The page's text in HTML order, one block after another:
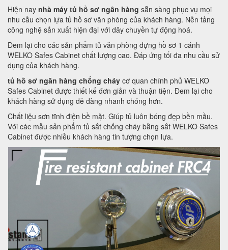
Hiện nay nhà máy tủ hồ sơ ngân hàng sẵn sàng phục vụ mọi
nhu cầu chọn lựa tủ hồ sơ văn phòng của khách hàng. Nền tảng
công nghệ sản xuất hiện đại với dây chuyền tự động hoá.
Đem lại cho các sản phẩm tủ văn phòng đựng hồ sơ 1 cánh
WELKO Safes Cabinet chất lượng cao. Đáp ứng tối đa nhu cầu sử
dụng của khách hàng.
tủ hồ sơ ngân hàng chống cháy cơ quan chính phủ WELKO
Safes Cabinet được thiết kế đơn giản và thuận tiện. Đem lại cho
khách hàng sử dụng dễ dàng nhanh chóng hơn.
Chất liệu sơn tĩnh điện bề mặt. Giúp tủ luôn bóng đẹp bền mầu.
Với các mẫu sản phẩm tủ sắt chống cháy bằng sắt WELKO Safes
Cabinet được nhiều khách hàng tin tượng chọn lựa.